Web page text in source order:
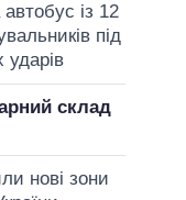
із 12
під
ударів
склад
нові зони